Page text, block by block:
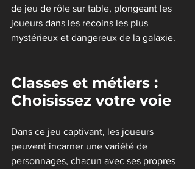
de jeu de rôle sur table, plongeant les
joueurs dans les recoins les plus
mystérieux et dangereux de la galaxie.
Classes et métiers :
Choisissez votre voie
Dans ce jeu captivant, les joueurs
peuvent incarner une variété de
personnages, chacun avec ses propres